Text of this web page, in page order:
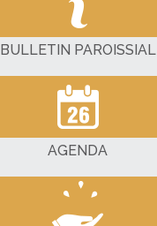
BULLETIN PAROISSIAL
AGENDA